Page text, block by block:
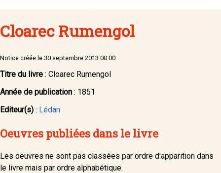
Cloarec Rumengol
Notice créée le 30 septembre 2013 00:00
Titre du livre : Cloarec Rumengol
Année de publication : 1851
Editeur(s) : Lédan
Oeuvres publiées dans le livre
Les oeuvres ne sont pas classées par ordre d'apparition dans
le livre mais par ordre alphabétique.